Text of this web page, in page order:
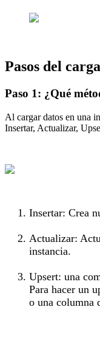
Pasos del
Paso 1: ¿Qué
Al cargar datos en una
Insertar, Actualizar,
Insertar: Crea
Actualizar:
instancia.
Upsert: una
Para hacer un
o una columna